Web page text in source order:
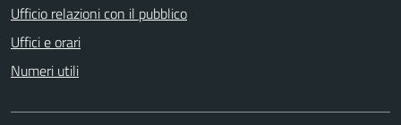
Ufficio relazioni con il pubblico
Uffici e orari
Numeri utili